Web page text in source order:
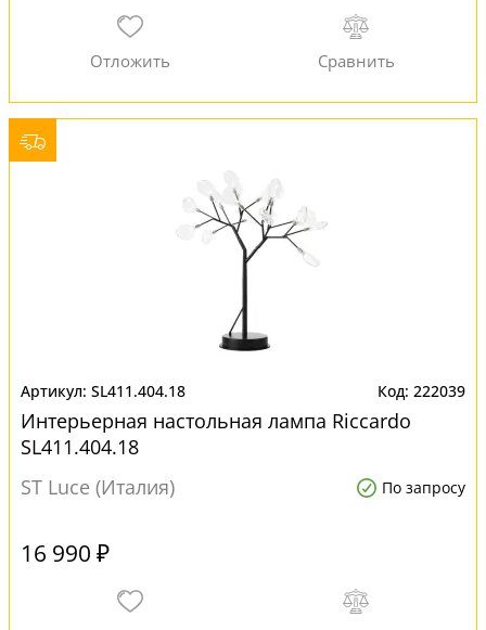
SL411.404.18 222039
Интерьерная настольная лампа Riccardo
SL411.404.18
ST Luce (Италия)
По запросу
16 990 ₽